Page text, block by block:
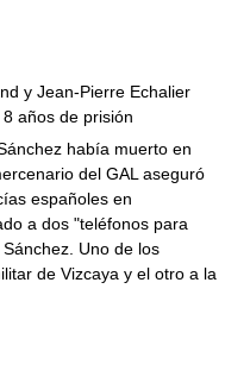
y Jean-Pierre Echalier
años de prisión
había muerto en
del GAL aseguró
españoles en
a dos "teléfonos para
Uno de los
de Vizcaya y el otro a la